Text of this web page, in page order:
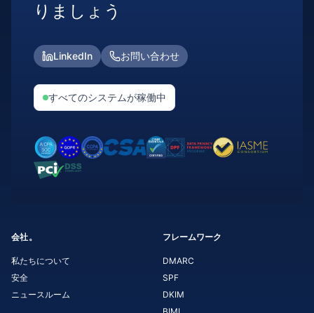
りましょう
LinkedIn お問い合わせ
すべてのシステムが稼働中
会社。
私たちについて
安全
ニュースルーム
フレームワーク
DMARC
SPF
DKIM